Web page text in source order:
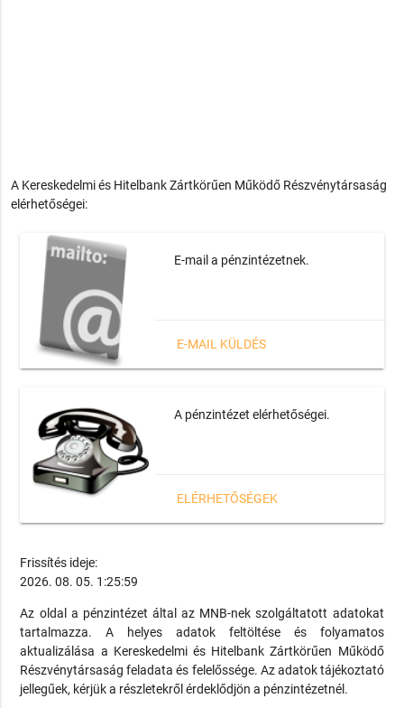
A Kereskedelmi és Hitelbank Zártkörűen Működő Részvénytársaság
elérhetőségei:
E-mail a pénzintézetnek.
E-MAIL KÜLDÉS
A pénzintézet elérhetőségei.
ELÉRHETŐSÉGEK
Frissítés ideje:
2026. 08. 05. 1:25:59
Az oldal a pénzintézet által az MNB-nek szolgáltatott adatokat
tartalmazza. A helyes adatok feltöltése és folyamatos
aktualizálása a Kereskedelmi és Hitelbank Zártkörűen Működő
Részvénytársaság feladata és felelőssége. Az adatok tájékoztató
jellegűek, kérjük a részletekről érdeklődjön a pénzintézetnél.